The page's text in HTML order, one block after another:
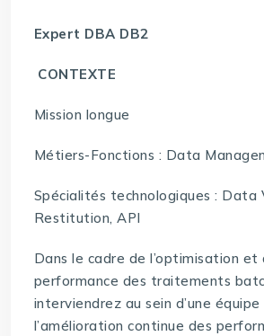
Expert DBA DB2
CONTEXTE
Mission longue
Métiers-Fonctions : Data
Spécialités technologiques : Data
Restitution, API
Dans le cadre de l’optimisation et
performance des traitements
interviendrez au sein d’une
l’amélioration continue des